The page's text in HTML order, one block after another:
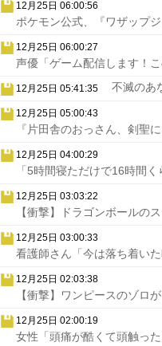
12月25日 06:00:56
ポケモン公式、『ワザップ
12月25日 06:00:27
声優「ゲーム配信します！
12月25日 05:41:35 不滅のあ
12月25日 05:00:43
『片田舎のおっさん、剣聖
12月25日 04:00:29
「5時間寝ただけで16時間く
12月25日 03:03:22
【衝撃】ドラゴンボールの
12月25日 03:00:33
看護師さん「今は落ち着い
12月25日 02:03:38
【衝撃】ワンピースのゾロ
12月25日 02:00:19
女性「頭痛が酷くて頭触っ